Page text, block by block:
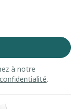
à notre
.